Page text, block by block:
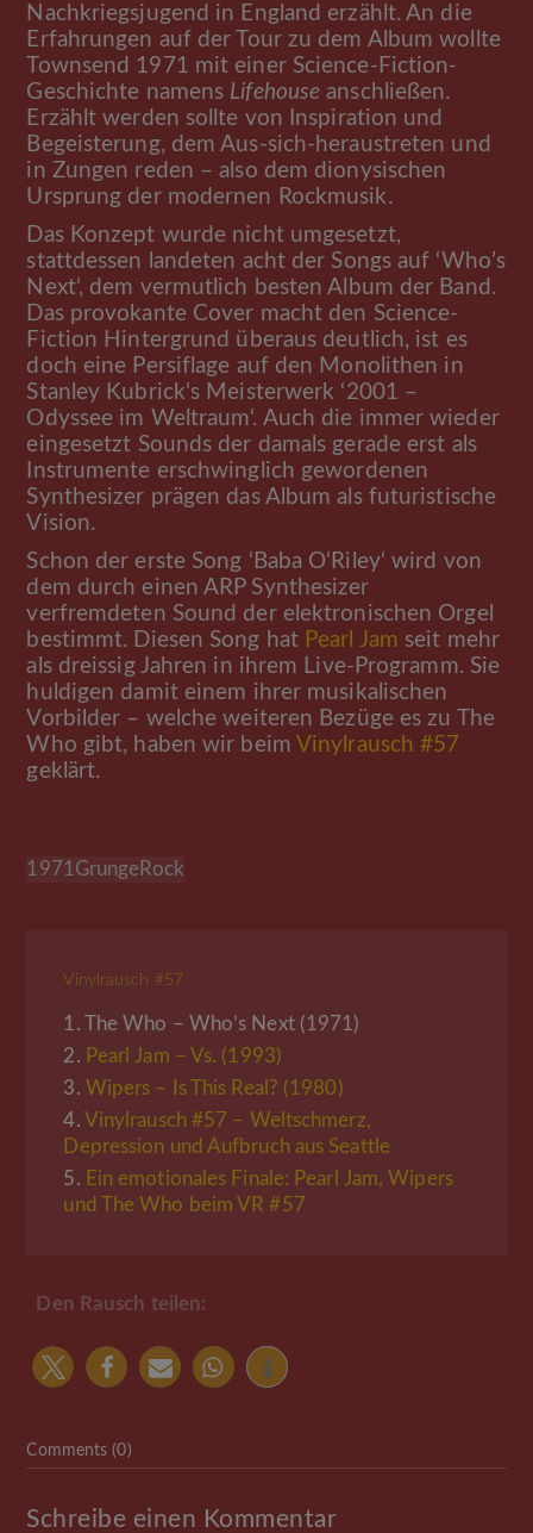
Nachkriegsjugend in England erzählt. An die
Erfahrungen auf der Tour zu dem Album wollte
Townsend 1971 mit einer Science-Fiction-
Geschichte namens Lifehouse anschließen.
Erzählt werden sollte von Inspiration und
Begeisterung, dem Aus-sich-heraustreten und
in Zungen reden – also dem dionysischen
Ursprung der modernen Rockmusik.
Das Konzept wurde nicht umgesetzt,
stattdessen landeten acht der Songs auf ‘Who’s
Next‘, dem vermutlich besten Album der Band.
Das provokante Cover macht den Science-
Fiction Hintergrund überaus deutlich, ist es
doch eine Persiflage auf den Monolithen in
Stanley Kubrick‘s Meisterwerk ‘2001 –
Odyssee im Weltraum‘. Auch die immer wieder
eingesetzt Sounds der damals gerade erst als
Instrumente erschwinglich gewordenen
Synthesizer prägen das Album als futuristische
Vision.
Schon der erste Song ‘Baba O‘Riley‘ wird von
dem durch einen ARP Synthesizer
verfremdeten Sound der elektronischen Orgel
bestimmt. Diesen Song hat Pearl Jam seit mehr
als dreissig Jahren in ihrem Live-Programm. Sie
huldigen damit einem ihrer musikalischen
Vorbilder – welche weiteren Bezüge es zu The
Who gibt, haben wir beim Vinylrausch #57
geklärt.
1971 Grunge Rock
Vinylrausch #57
1. The Who – Who’s Next (1971)
2. Pearl Jam – Vs. (1993)
3. Wipers – Is This Real? (1980)
4. Vinylrausch #57 – Weltschmerz,
Depression und Aufbruch aus Seattle
5. Ein emotionales Finale: Pearl Jam, Wipers
und The Who beim VR #57
Den Rausch teilen:
Comments (0)
Schreibe einen Kommentar